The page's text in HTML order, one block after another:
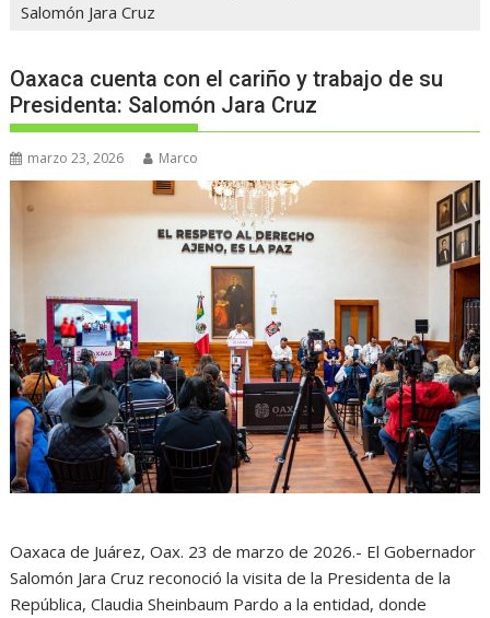
Salomón Jara Cruz
Oaxaca cuenta con el cariño y trabajo de su
Presidenta: Salomón Jara Cruz
marzo 23, 2026 Marco
Oaxaca de Juárez, Oax. 23 de marzo de 2026.- El Gobernador
Salomón Jara Cruz reconoció la visita de la Presidenta de la
República, Claudia Sheinbaum Pardo a la entidad, donde